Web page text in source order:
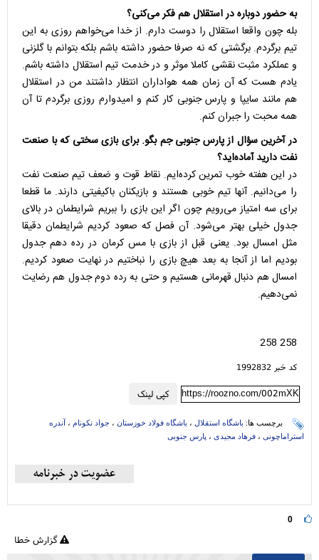
به حضور دوباره در استقلال هم فکر می‌کنی؟
بله چون واقعا استقلال را دوست دارم. از خدا می‌خواهم روزی به این
تیم برگردم. برگشتی که نه صرفا حضور داشته باشم بلکه بتوانم با گلزنی
و عملکرد مثبت نقشی کاملا موثر و در خدمت تیم استقلال داشته باشم.
یادم هست که آن زمان همه هواداران انتظار داشتند من در استقلال
هم مانند سایپا و پارس جنوبی کار کنم و امیدوارم روزی برگردم تا آن
همه محبت را جبران کنم.
در آخرین سؤال از پارس جنوبی جم بگو. برای بازی سختی که با صنعت
نفت دارید آماده‌اید؟
در این هفته خوب تمرین کرده‌ایم. نقاط قوت و ضعف تیم صنعت نفت
را می‌دانیم. آنها تیم خوبی هستند و بازیکنان باکیفیتی دارند. ما قطعا
برای سه امتیاز می‌رویم چون اگر این بازی را ببریم شرایطمان در بالای
جدول خیلی بهتر می‌شود. آن فصل که صعود کردیم شرایطمان دقیقا
مثل امسال بود. یعنی قبل از بازی با مس کرمان در رده دهم جدول
بودیم اما از آنجا به بعد هیچ بازی را نباختیم در نهایت صعود کردیم.
امسال هم دنبال قهرمانی هستیم و حتی به رده دوم جدول هم رضایت
نمی‌دهیم.
258 258
کد خبر 1992832
کپی لینک https://roozno.com/002mXK
برچسب ها: باشگاه استقلال ، باشگاه فولاد خوزستان ، جواد نکونام ،
آندره
استراماچونی ، فرهاد مجیدی ، پارس جنوبی
0
گزارش خطا